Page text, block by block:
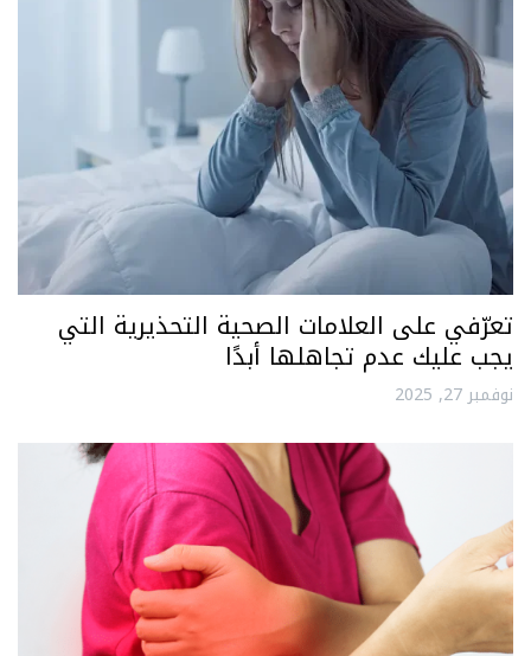
تعرّفي على العلامات الصحية التحذيرية التي
يجب عليك عدم تجاهلها أبدًا
نوفمبر 27, 2025